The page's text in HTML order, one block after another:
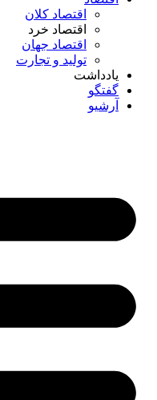
اقتصاد کلان
اقتصاد خرد
اقتصاد جهان
تولید و تجارت
یادداشت
گفتگو
آرشیو